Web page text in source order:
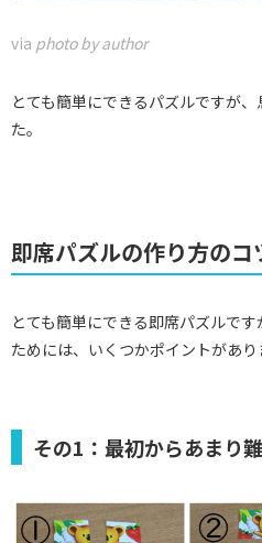
via photo by author
とても簡単にできるパズルですが
た。
即席パズルの作り方のコ
とても簡単にできる即席パズルで
ためには、いくつかポイントがあり
その1：最初からあまり